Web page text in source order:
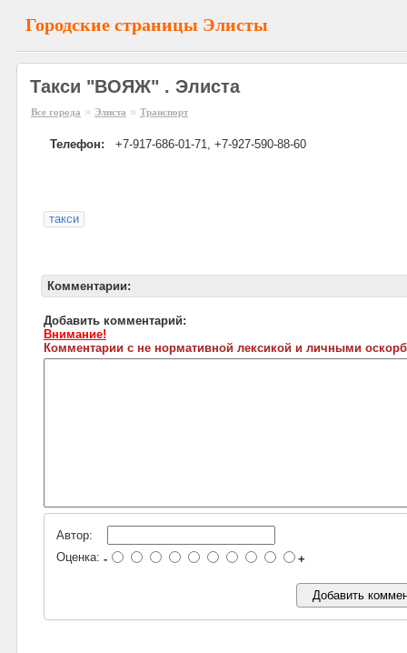
Городские страницы Элисты
Такси "ВОЯЖ" . Элиста
Все города » Элиста » Транспорт
Телефон: +7-917-686-01-71, +7-927-590-88-60
такси
Комментарии:
Добавить комментарий:
Внимание!
Комментарии с не нормативной лексикой и личными
Автор:
Оценка: - +